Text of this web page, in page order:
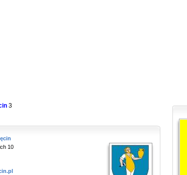
3
10